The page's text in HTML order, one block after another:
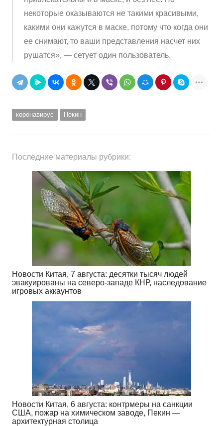
некоторые оказываются не такими красивыми,
какими они кажутся в маске, потому что когда они
ее снимают, то ваши представления насчет них
рушатся», — сетует один пользователь.
коронавирус Пекин
Последние материалы рубрики:
Новости Китая, 7 августа: десятки тысяч людей
эвакуированы на северо-западе КНР, наследование
игровых аккаунтов
Новости Китая, 6 августа: контрмеры на санкции
США, пожар на химическом заводе, Пекин —
архитектурная столица